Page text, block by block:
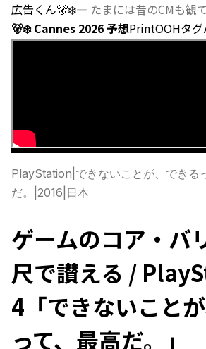
広告くん🐻‍❄️— たまには昔のCMも観
🐻‍❄️ Cannes 2026 予想PrintOOHタグ
PlayStation できないことが、できる
だ。
2016 日本
ゲームのコア・バ
尺で讃える /
4「できないこと
って、最高だ。」